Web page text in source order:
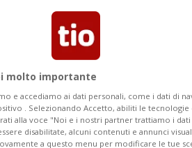
verso il traguardo
molto importante
e accediamo ai dati personali, come i dati di
. Selezionando Accetto, abiliti le tecnologie
alla voce "Noi e i nostri partner trattiamo i
disabilitate, alcuni contenuti e annunci
a questo menu per modificare le tue